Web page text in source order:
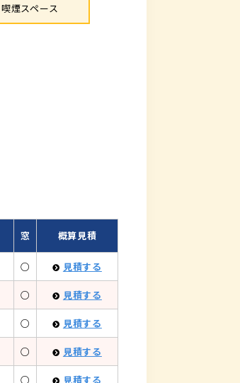
喫煙スペース
窓 概算見積
○ 見積する
○ 見積する
○ 見積する
○ 見積する
○ 見積する